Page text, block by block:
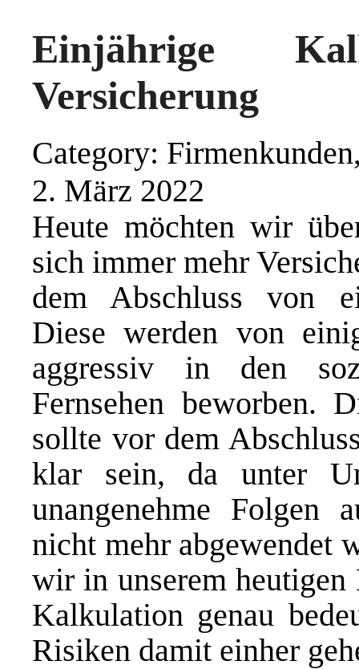
Einjährige
Versicherung
Category:
2. März 2022
Heute möchten wir
sich immer mehr
dem Abschluss von
Diese werden von
aggressiv in den
Fernsehen beworben.
sollte vor dem
klar sein, da unter
unangenehme Folgen
nicht mehr abgewendet
wir in unserem
Kalkulation genau
Risiken damit einher